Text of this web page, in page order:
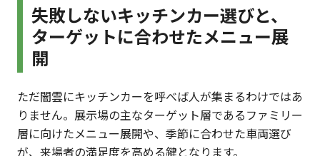
失敗しないキッチンカー選びと、
ターゲットに合わせたメニュー展
開
ただ闇雲にキッチンカーを呼べば人が集まるわけではあ
りません。展示場の主なターゲット層であるファミリー
層に向けたメニュー展開や、季節に合わせた車両選び
が、来場者の満足度を高める鍵となります。